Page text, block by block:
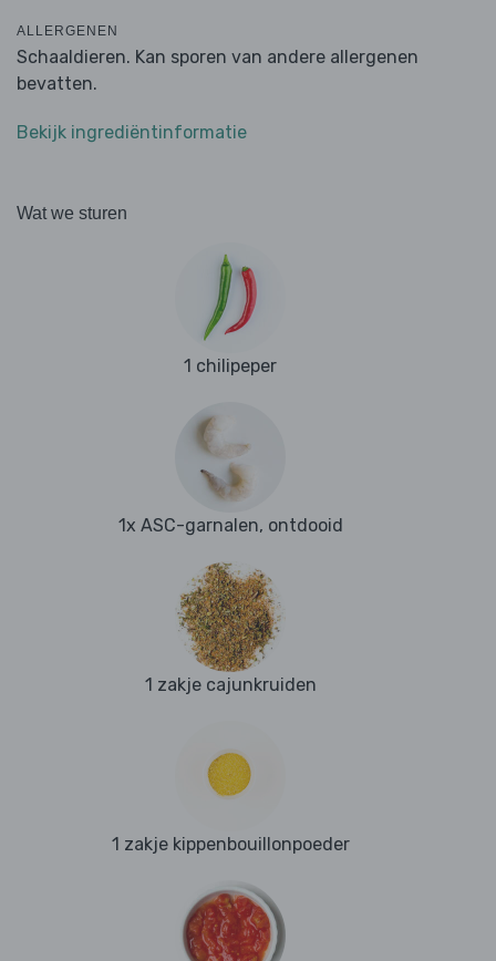
ALLERGENEN
Schaaldieren. Kan sporen van andere allergenen
bevatten.
Bekijk ingrediëntinformatie
Wat we sturen
1 chilipeper
1x ASC-garnalen, ontdooid
1 zakje cajunkruiden
1 zakje kippenbouillonpoeder